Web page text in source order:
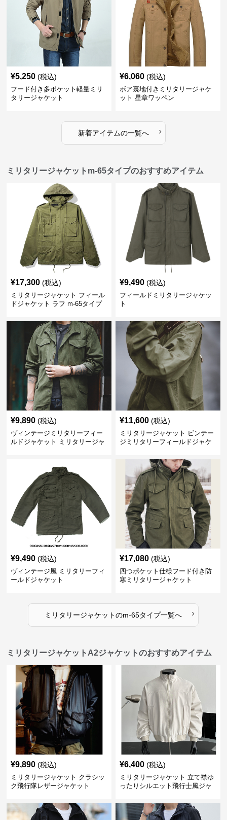
¥5,250 (税込)
フード付き多ポケット軽量ミリ
タリージャケット
¥6,060 (税込)
ボア裏地付きミリタリージャケ
ット 星章ワッペン
新着アイテムの一覧へ ›
ミリタリージャケットm-65タイプのおすすめアイテム
¥17,300 (税込)
ミリタリージャケット フィール
ドジャケット ラフ m-65タイプ
¥9,490 (税込)
フィールドミリタリージャケッ
ト
¥9,890 (税込)
ヴィンテージミリタリーフィー
ルドジャケット ミリタリージャ
¥11,600 (税込)
ミリタリージャケット ビンテー
ジミリタリーフィールドジャケ
¥9,490 (税込)
ヴィンテージ風 ミリタリーフィ
ールドジャケット
¥17,080 (税込)
四つポケット仕様フード付き防
寒ミリタリージャケット
ミリタリージャケットのm-65タイプ一覧へ ›
ミリタリージャケットA2ジャケットのおすすめアイテム
¥9,890 (税込)
ミリタリージャケット クラシッ
ク飛行隊レザージャケット
¥6,400 (税込)
ミリタリージャケット 立て襟ゆ
ったりシルエット飛行士風ジャ